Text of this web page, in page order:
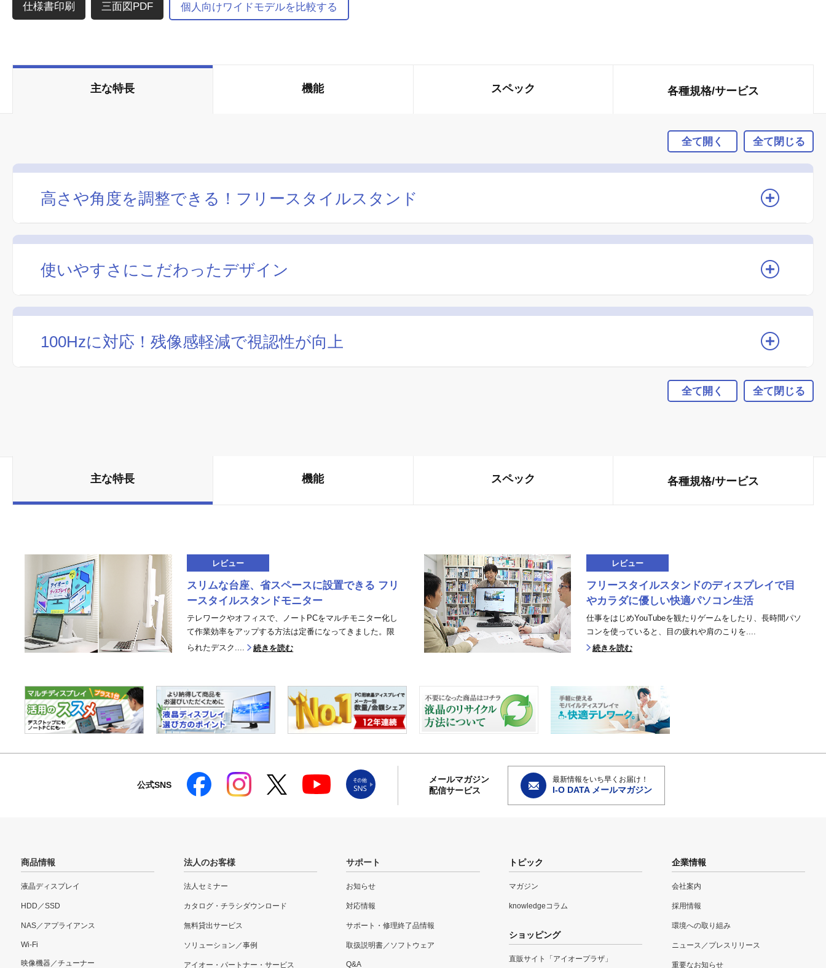
三面図PDF 個人向けワイドモデルを比較する
主な特長 機能 スペック 各種規格/サービス
全て開く 全て閉じる
高さや角度を調整できる！フリースタイルスタンド
使いやすさにこだわったデザイン
100Hzに対応！残像感軽減で視認性が向上
全て開く 全て閉じる
主な特長 機能 スペック 各種規格/サービス
レビュー
スリムな台座、省スペースに設置できる フリ
ースタイルスタンドモニター
テレワークやオフィスで、ノートPCをマルチモニター化し
て作業効率をアップする方法は定番になってきました。限
られたデスク....
続きを読む
レビュー
フリースタイルスタンドのディスプレイで目
やカラダに優しい快適パソコン生活
仕事をはじめYouTubeを観たりゲームをしたり、長時間パソ
コンを使っていると、目の疲れや肩のこりを....
続きを読む
公式SNS
メールマガジン
配信サービス
最新情報をいち早くお届け！
I-O DATA メールマガジン
商品情報
液晶ディスプレイ
HDD／SSD
NAS／アプライアンス
Wi-Fi
映像機器／チューナー
法人のお客様
法人セミナー
カタログ・チラシダウンロード
無料貸出サービス
ソリューション／事例
アイオー・パートナー・サービス
サポート
お知らせ
対応情報
サポート・修理終了品情報
取扱説明書／ソフトウェア
Q&A
トピック
マガジン
knowledgeコラム
ショッピング
直販サイト「アイオープラザ」
企業情報
会社案内
採用情報
環境への取り組み
ニュース／プレスリリース
重要なお知らせ